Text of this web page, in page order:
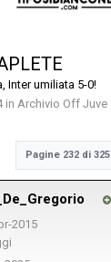
Inter umiliata 5-0!
in Archivio Off Juve
Pagine 232 di 325
2015